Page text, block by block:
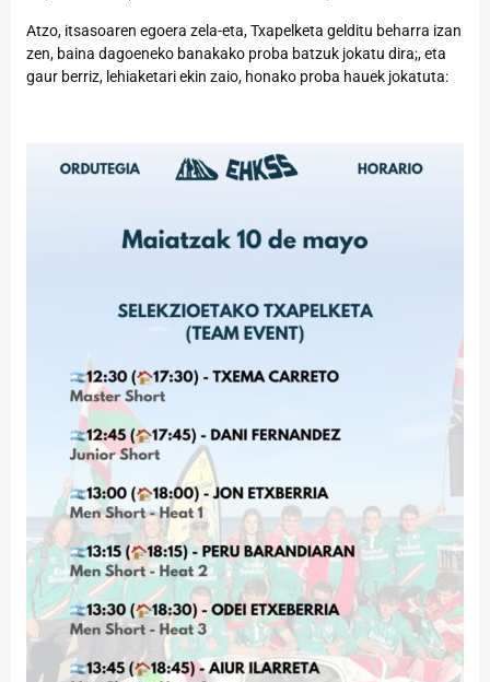
Atzo, itsasoaren egoera zela-eta, Txapelketa gelditu beharra izan
zen, baina dagoeneko banakako proba batzuk jokatu dira;, eta
gaur berriz, lehiaketari ekin zaio, honako proba hauek jokatuta: